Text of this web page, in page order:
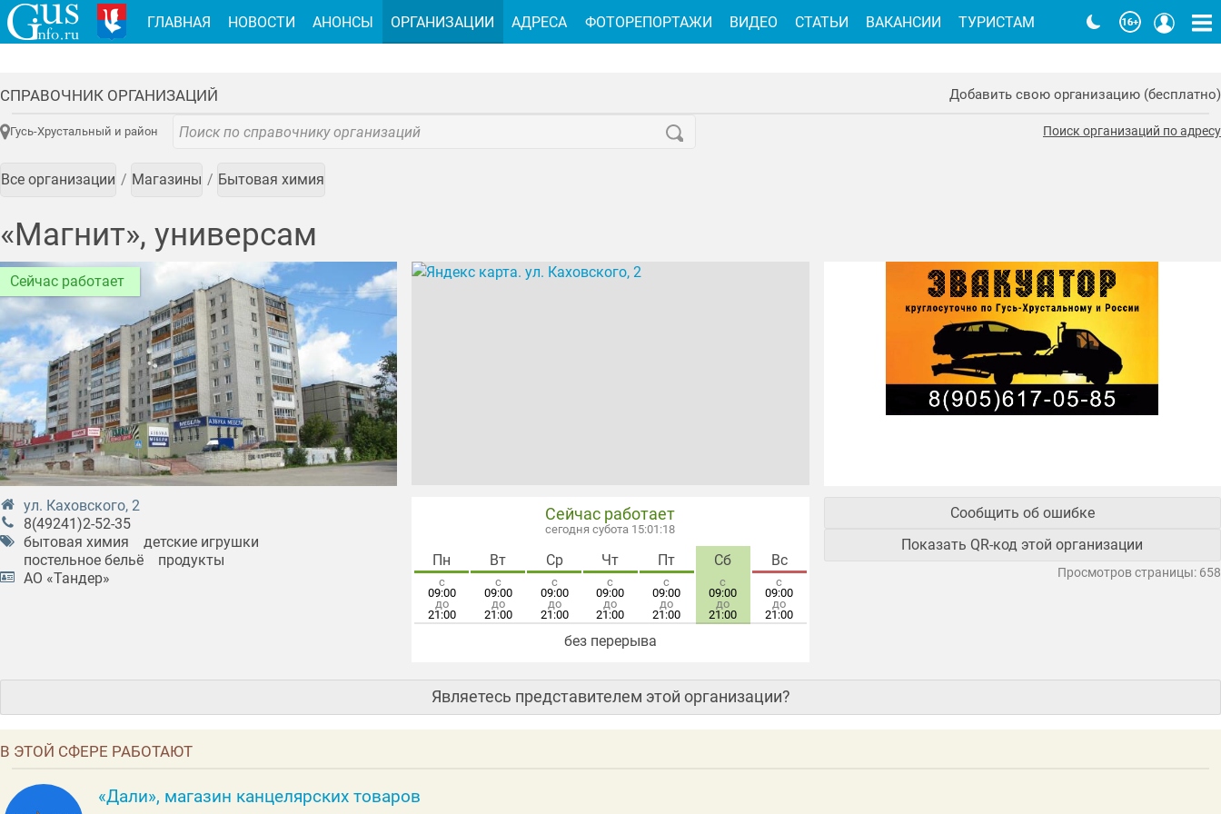
СПРАВОЧНИК ОРГАНИЗАЦИЙ Добавить свою организацию (бесплатно)
Гусь-Хрустальный и район Поиск организаций по адресу
Все организации Магазины Бытовая химия
«Магнит», универсам
Сейчас работает
ул. Каховского, 2
8(49241)2-52-35
бытовая химия
детские игрушки
постельное бельё
продукты
АО «Тандер»
Сейчас работает
сегодня субота 15:01:18
Пн
с
09:00
до
21:00
Вт
с
09:00
до
21:00
Ср
с
09:00
до
21:00
Чт
с
09:00
до
21:00
Пт
с
09:00
до
21:00
Сб
с
09:00
до
21:00
Вс
с
09:00
до
21:00
без перерыва
Сообщить об ошибке
Показать QR-код этой организации
Просмотров страницы: 658
Являетесь представителем этой организации?
В ЭТОЙ СФЕРЕ РАБОТАЮТ
«Дали», магазин канцелярских товаров
ГЛАВНАЯ НОВОСТИ АНОНСЫ ОРГАНИЗАЦИИ АДРЕСА ФОТОРЕПОРТАЖИ ВИДЕО СТАТЬИ ВАКАНСИИ ТУРИСТАМ